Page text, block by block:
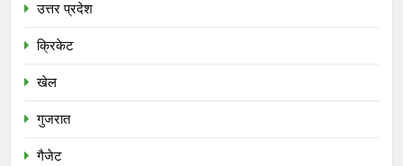
उत्तर प्रदेश
क्रिकेट
खेल
गुजरात
गैजेट